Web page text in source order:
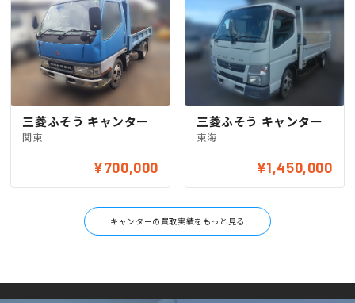
三菱ふそう キャンター
関東
¥700,000
三菱ふそう キャンター
東海
¥1,450,000
キャンターの買取実績をもっと見る